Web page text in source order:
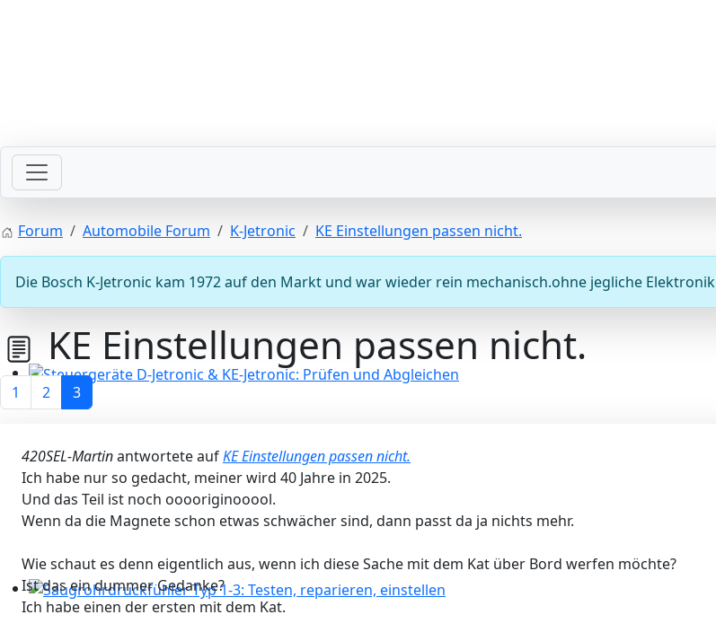
Willkommen mit der Zündung
Steuergeräte D-Jetronic & KE-Jetronic: Prüfen und Abgleichen
Saugrohrdruckfühler Typ 1-3: Testen, reparieren, einstellen
Forum Automobile Forum K-Jetronic KE Einstellungen passen nicht.
Die Bosch K-Jetronic kam 1972 auf den Markt und war wieder rein mechanisch.ohne jegliche Elektronik
KE Einstellungen passen nicht.
1 2 3
420SEL-Martinantwortete aufKE Einstellungen passen nicht.
Ich habe nur so gedacht, meiner wird 40 Jahre in 2025.
Und das Teil ist noch ooooriginooool.
Wenn da die Magnete schon etwas schwächer sind, dann passt da ja nichts mehr.
Wie schaut es denn eigentlich aus, wenn ich diese Sache mit dem Kat über Bord werfen möchte?
Ist das ein dummer Gedanke?
Ich habe einen der ersten mit dem Kat.